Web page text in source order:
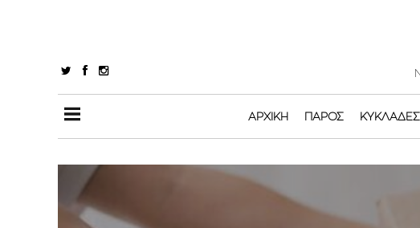
ΑΡΧΙΚΉ ΠΆΡΟΣ ΚΥΚΛΆΔΕΣ